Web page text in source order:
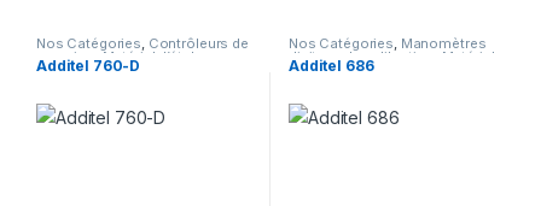
Nos Catégories, Contrôleurs de
pression,Matériel d’étalonnage
Additel 760-D
Nos Catégories, Manomètres
digitaux de calibration Matériel
d’étalonnage
Additel 686